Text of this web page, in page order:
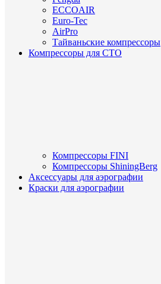
ECCOAIR
Euro-Tec
AirPro
Тайваньские компрессоры
Компрессоры для СТО
Компрессоры FINI
Компрессоры ShiningBerg
Аксессуары для аэрографии
Краски для аэрографии